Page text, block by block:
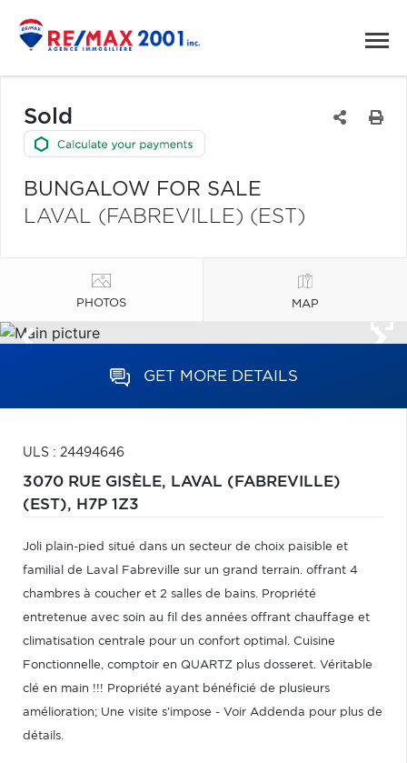
Sold
BUNGALOW FOR SALE
LAVAL (FABREVILLE) (EST)
PHOTOS MAP
GET MORE DETAILS
ULS : 24494646
3070 RUE GISÈLE, LAVAL (FABREVILLE)
(EST), H7P 1Z3
Joli plain-pied situé dans un secteur de choix paisible et
familial de Laval Fabreville sur un grand terrain. offrant 4
chambres à coucher et 2 salles de bains. Propriété
entretenue avec soin au fil des années offrant chauffage et
climatisation centrale pour un confort optimal. Cuisine
Fonctionnelle, comptoir en QUARTZ plus dosseret. Véritable
clé en main !!! Propriété ayant bénéficié de plusieurs
amélioration; Une visite s'impose - Voir Addenda pour plus de
détails.